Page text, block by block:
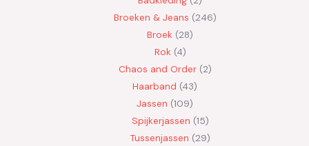
Broeken & Jeans 246
Broek 28
Rok 4
Chaos and Order 2
Haarband 43
Jassen 109
Spijkerjassen 15
Tussenjassen 29